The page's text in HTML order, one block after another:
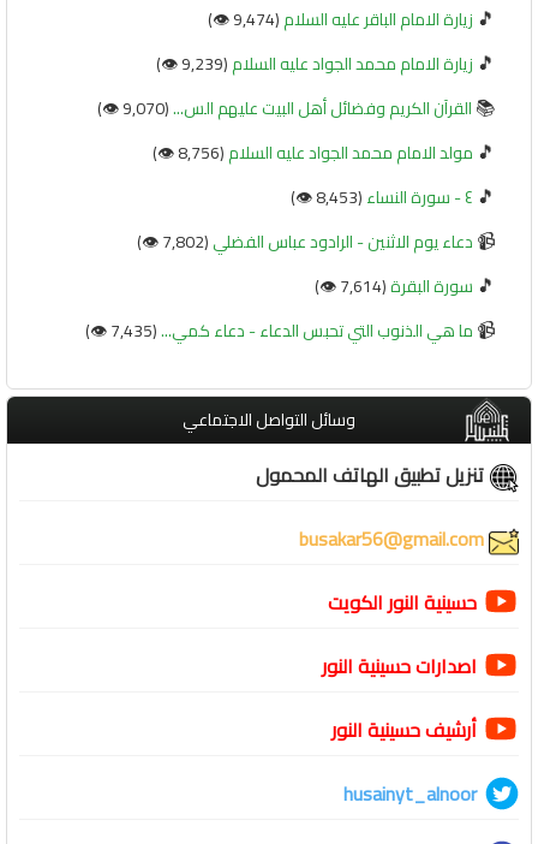
🎵 زيارة الامام الباقر عليه السلام(9,474 👁️)
🎵 زيارة الامام محمد الجواد عليه السلام(9,239 👁️)
📚القرآن الكريم وفضائل أهل البيت عليهم الس...(9,070 👁️)
🎵 مولد الامام محمد الجواد عليه السلام(8,756 👁️)
🎵 ٤ - سورة النساء (8,453 👁️)
📹دعاء يوم الاثنين - الرادود عباس الفضلي(7,802 👁️)
🎵 سورة البقرة(7,614 👁️)
📹ما هي الذنوب التي تحبس الدعاء - دعاء كمي...(7,435 👁️)
وسائل التواصل الاجتماعي
تنزيل تطبيق الهاتف المحمول
حسينية النور الكويت
اصدارات حسينية النور
أرشيف حسينية النور
husainyt_alnoor